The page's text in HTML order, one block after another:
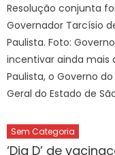
Resolução conjunta
Governador Tarcísio
Paulista. Foto:
incentivar ainda mais
Paulista, o Governo
Geral do Estado de
Sem Categoria
‘Dia D’ de